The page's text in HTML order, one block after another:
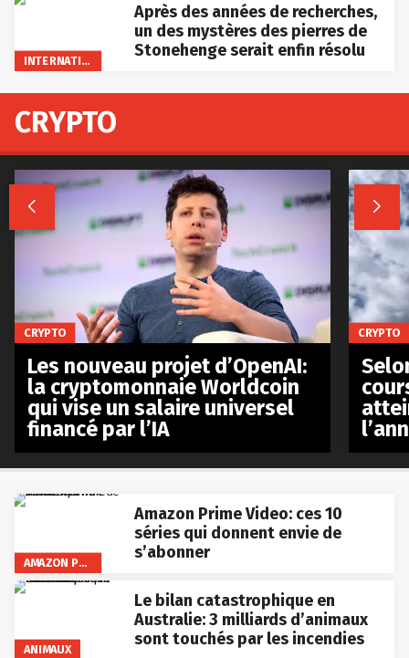
INTERNATIONAL
Après des années de recherches,
un des mystères des pierres de
Stonehenge serait enfin résolu
AMAZON PRIME VIDEO
Amazon Prime Video: ces 10
séries qui donnent envie de
s’abonner
ANIMAUX
Le bilan catastrophique en
Australie: 3 milliards d’animaux
sont touchés par les incendies
CRYPTO
 
CRYPTO
Les nouveau projet d’OpenAI:
la cryptomonnaie Worldcoin
qui vise un salaire universel
financé par l’IA
CRYPTO